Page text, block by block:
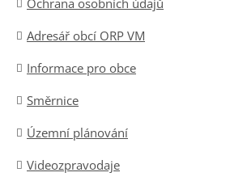
Adresář obcí ORP VM
Informace pro obce
Směrnice
Územní plánování
Videozpravodaje